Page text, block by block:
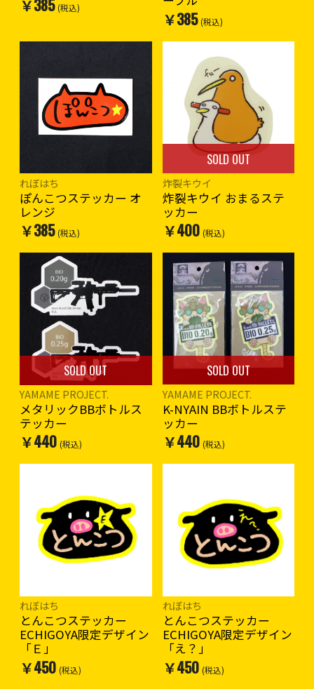
￥385 (税込)
￥385 (税込)
れぼはち
ぽんこつステッカー オ
レンジ
￥385 (税込)
SOLD OUT
炸裂キウイ
炸裂キウイ おまるステ
ッカー
￥400 (税込)
SOLD OUT
YAMAME PROJECT.
メタリックBBボトルス
テッカー
￥440 (税込)
SOLD OUT
YAMAME PROJECT.
K-NYAIN BBボトルステ
ッカー
￥440 (税込)
れぼはち
とんこつステッカー
ECHIGOYA限定デザイン
「Ｅ」
￥450 (税込)
れぼはち
とんこつステッカー
ECHIGOYA限定デザイン
「え？」
￥450 (税込)